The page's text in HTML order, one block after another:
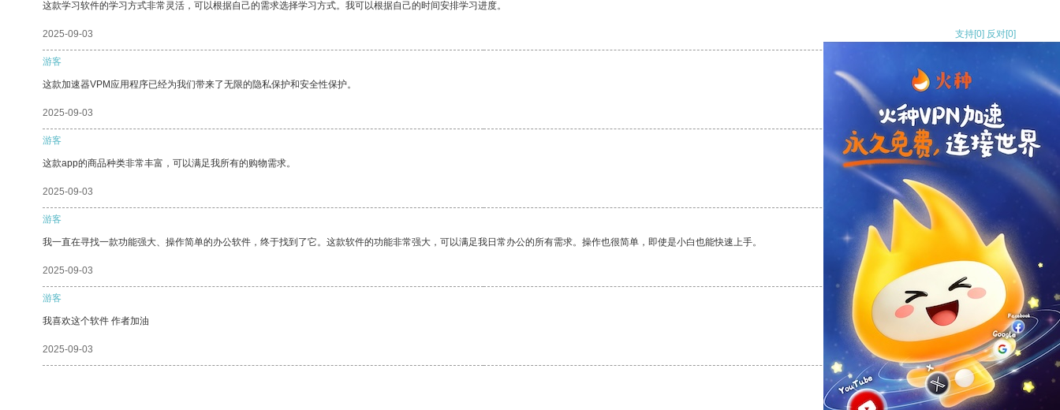
这款学习软件的学习方式非常灵活，可以根据自己的需求选择学习方式。我可以根据自己的时间安排学习进度。
2025-09-03 支持[0] 反对[0]
游客
这款加速器VPM应用程序已经为我们带来了无限的隐私保护和安全性保护。
2025-09-03 支持[0] 反对
游客
这款app的商品种类非常丰富，可以满足我所有的购物需求。
2025-09-03 支持
游客
我一直在寻找一款功能强大、操作简单的办公软件，终于找到了它。这款软件的功能非常强大，可以满足我日常办公的所有需求。操作也很简单，即使是小白也能快速上手。
2025-09-03 反对 [0]
游客
我喜欢这个软件 作者加油
2025-09-03 支持[0] 反对[0]